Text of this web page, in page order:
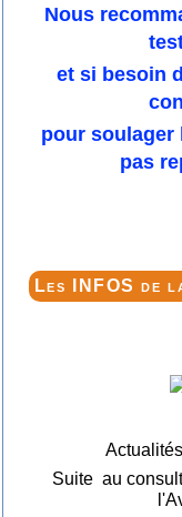
Nous
et si besoin
pour soulager
pas
Les INFOS de
Suite au